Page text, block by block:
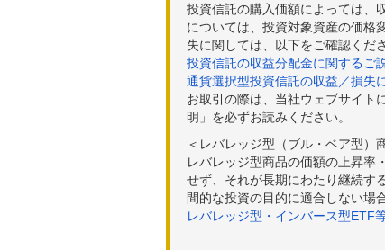
投資信託の購入価額によっては、
については、投資対象資産の価格
失に関しては、以下をご確認くださ
投資信託の収益分配金に関するご
通貨選択型投資信託の収益／損失
お取引の際は、当社ウェブサイト
明」を必ずお読みください。
＜レバレッジ型（ブル・ベア型）
レバレッジ型商品の価額の上昇率
せず、それが長期にわたり継続す
間的な投資の目的に適合しない場
レバレッジ型・インバース型ETF